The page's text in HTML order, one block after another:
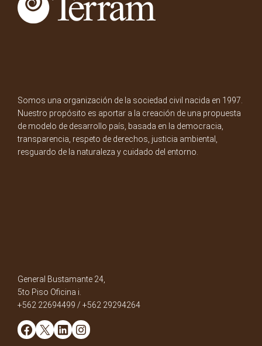
Somos una organización de la sociedad civil nacida en 1997.
Nuestro propósito es aportar a la creación de una propuesta
de modelo de desarrollo país, basada en la democracia,
transparencia, respeto de derechos, justicia ambiental,
resguardo de la naturaleza y cuidado del entorno.
General Bustamante 24,
5to Piso Oficina i.
+562 22694499 / +562 29294264